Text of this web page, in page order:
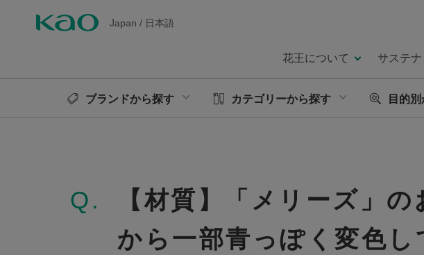
Japan / 日本語
花王について サステナ
ブランドから探す カテゴリーから探す 目的
Q.
【材質】「メリーズ」
から一部青っぽく変色